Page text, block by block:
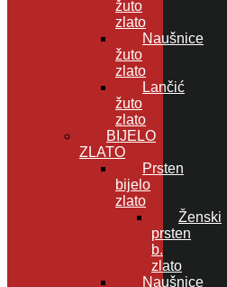
žuto
zlato
Naušnice
žuto
zlato
Lančić
žuto
zlato
BIJELO
ZLATO
Prsten
bijelo
zlato
Ženski
prsten
b.
zlato
Naušnice